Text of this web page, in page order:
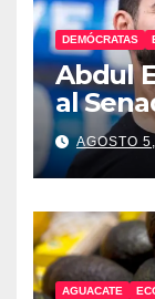
DEMÓCRATAS
Abdul
al
AGOSTO
AGUACATE